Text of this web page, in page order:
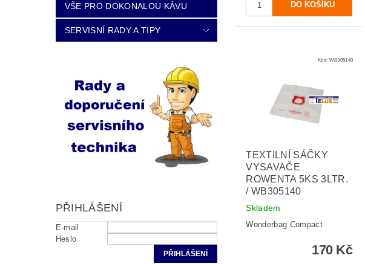
VŠE PRO DOKONALOU KÁVU
SERVISNÍ RADY A TIPY
PŘIHLÁŠENÍ
E-mail
Heslo
Kód: WB305140
TEXTILNÍ SÁČKY
VYSAVAČE
ROWENTA 5KS 3LTR.
/ WB305140
Skladem
Wonderbag Compact
170 Kč